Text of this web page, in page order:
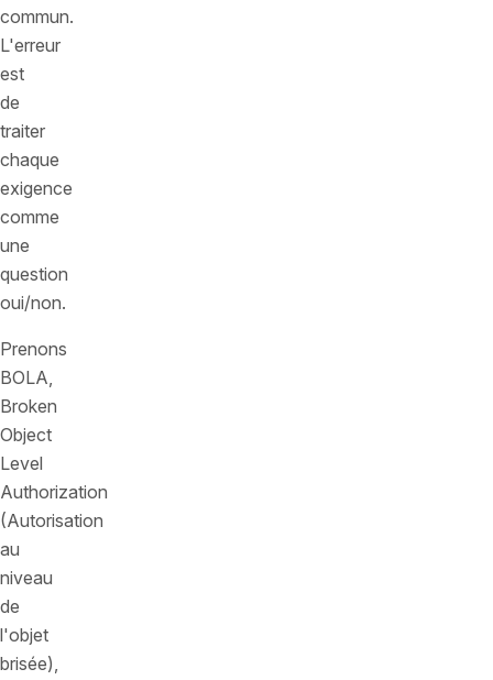
commun.
L'erreur
est
de
traiter
chaque
exigence
comme
une
question
oui/non.
Prenons
BOLA,
Broken
Object
Level
Authorization
(Autorisation
au
niveau
de
l'objet
brisée),